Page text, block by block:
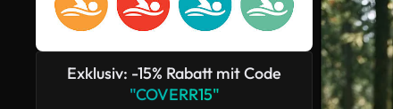
Exklusiv: -15% Rabatt mit Code
"COVERR15"